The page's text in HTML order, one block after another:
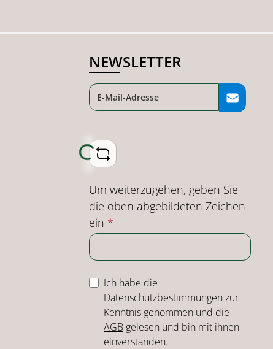
NEWSLETTER
Loading...
Um weiterzugehen, geben Sie
die oben abgebildeten Zeichen
ein *
Ich habe die
Datenschutzbestimmungenzur
Kenntnis genommen und die
AGB gelesen und bin mit ihnen
einverstanden.